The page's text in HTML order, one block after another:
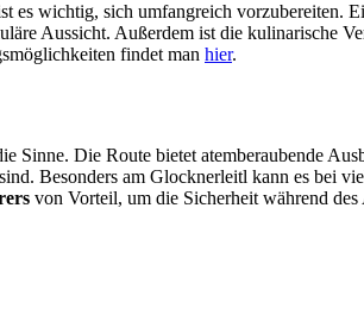
es wichtig, sich umfangreich vorzubereiten.
Aussicht. Außerdem ist die kulinarische
findet man hier.
Die Route bietet atemberaubende
Besonders am Glocknerleitl kann es bei
von Vorteil, um die Sicherheit während